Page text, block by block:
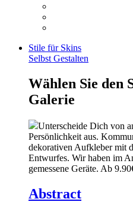
Stile für Skins
Selbst Gestalten
Wählen Sie den
Galerie
Unterscheide Dich von
Persönlichkeit aus.
dekorativen Aufkleber mit
Entwurfes. Wir haben im
gemessene Geräte. Ab
Abstract